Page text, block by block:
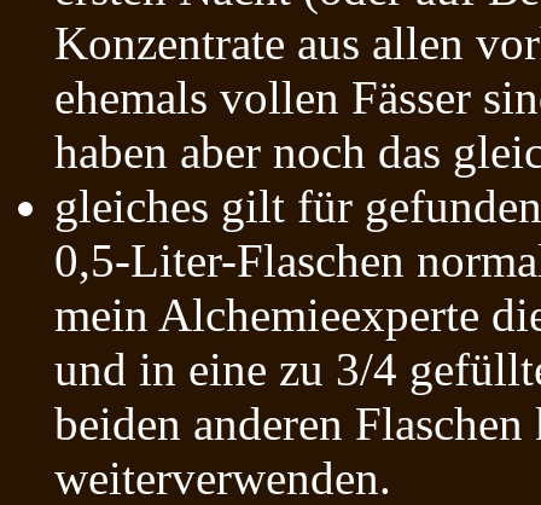
Konzentrate aus allen
ehemals vollen Fässer
haben aber noch das
gleiches gilt für
0,5-Liter-Flaschen
mein Alchemieexperte
und in eine zu 3/4
beiden anderen
weiterverwenden.